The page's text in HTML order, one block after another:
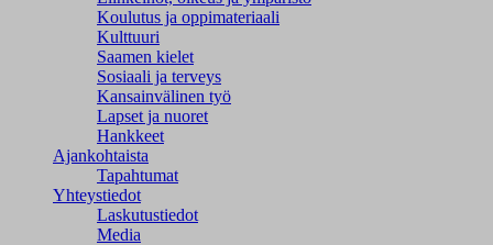
Koulutus ja oppimateriaali
Kulttuuri
Saamen kielet
Sosiaali ja terveys
Kansainvälinen työ
Lapset ja nuoret
Hankkeet
Ajankohtaista
Tapahtumat
Yhteystiedot
Laskutustiedot
Media